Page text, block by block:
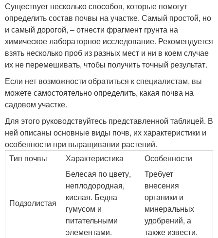
Существует несколько способов, которые помогут
определить состав почвы на участке. Самый простой, но
и самый дорогой, – отнести фрагмент грунта на
химическое лабораторное исследование. Рекомендуется
взять несколько проб из разных мест и ни в коем случае
их не перемешивать, чтобы получить точный результат.
Если нет возможности обратиться к специалистам, вы
можете самостоятельно определить, какая почва на
садовом участке.
Для этого руководствуйтесь представленной таблицей. В
ней описаны основные виды почв, их характеристики и
особенности при выращивании растений.
Тип почвы
Характеристика Особенности
Подзолистая
Белесая по цвету,
неплодородная,
кислая. Бедна
гумусом и
питательными
элементами.
Требует
внесения
органики и
минеральных
удобрений, а
также извести.